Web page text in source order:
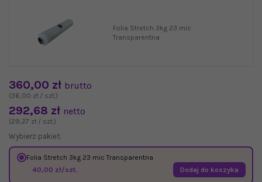
Folia Stretch 3kg 23 mic
Transparentna
360,00 zł brutto
(36,00 zł / szt.)
292,68 zł netto
(29,27 zł / szt.)
Wybierz pakiet:
Folia Stretch 3kg 23 mic Transparentna
40,00 zł/szt.
Dodaj do koszyka